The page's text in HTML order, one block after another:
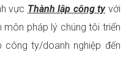
vực Thành lập công tyvới
môn pháp lý chúng tôi triển
ty/doanh nghiệp đến